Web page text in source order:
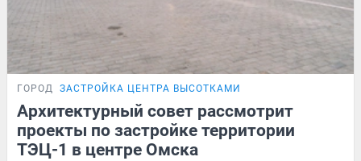
ГОРОД ЗАСТРОЙКА ЦЕНТРА ВЫСОТКАМИ
Архитектурный совет рассмотрит
проекты по застройке территории
ТЭЦ-1 в центре Омска